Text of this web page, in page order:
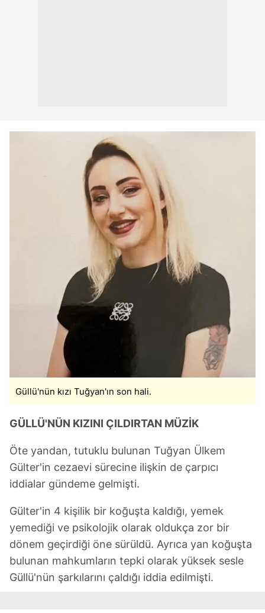
Güllü'nün kızı Tuğyan'ın son hali.
GÜLLÜ'NÜN KIZINI ÇILDIRTAN MÜZİK
Öte yandan, tutuklu bulunan Tuğyan Ülkem
Gülter'in cezaevi sürecine ilişkin de çarpıcı
iddialar gündeme gelmişti.
Gülter'in 4 kişilik bir koğuşta kaldığı, yemek
yemediği ve psikolojik olarak oldukça zor bir
dönem geçirdiği öne sürüldü. Ayrıca yan koğuşta
bulunan mahkumların tepki olarak yüksek sesle
Güllü'nün şarkılarını çaldığı iddia edilmişti.